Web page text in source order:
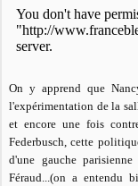
On y apprend que
l'expérimentation de la
et encore une fois
Federbusch, cette
d'une gauche
Féraud...(on a entendu